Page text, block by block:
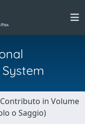
in Volume
o Saggio)